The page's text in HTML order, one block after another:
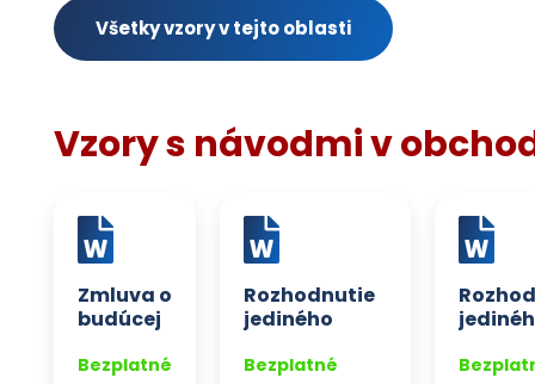
Všetky vzory v tejto oblasti
Vzory s návodmi v
Zmluva o
budúcej
Bezplatné
Rozhodnutie
jediného
schválenie
Bezplatné